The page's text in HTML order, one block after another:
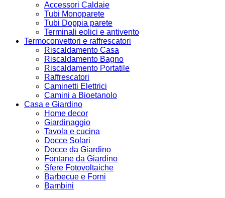
Accessori Caldaie
Tubi Monoparete
Tubi Doppia parete
Terminali eolici e antivento
Termoconvettori e raffrescatori
Riscaldamento Casa
Riscaldamento Bagno
Riscaldamento Portatile
Raffrescatori
Caminetti Elettrici
Camini a Bioetanolo
Casa e Giardino
Home decor
Giardinaggio
Tavola e cucina
Docce Solari
Docce da Giardino
Fontane da Giardino
Sfere Fotovoltaiche
Barbecue e Forni
Bambini